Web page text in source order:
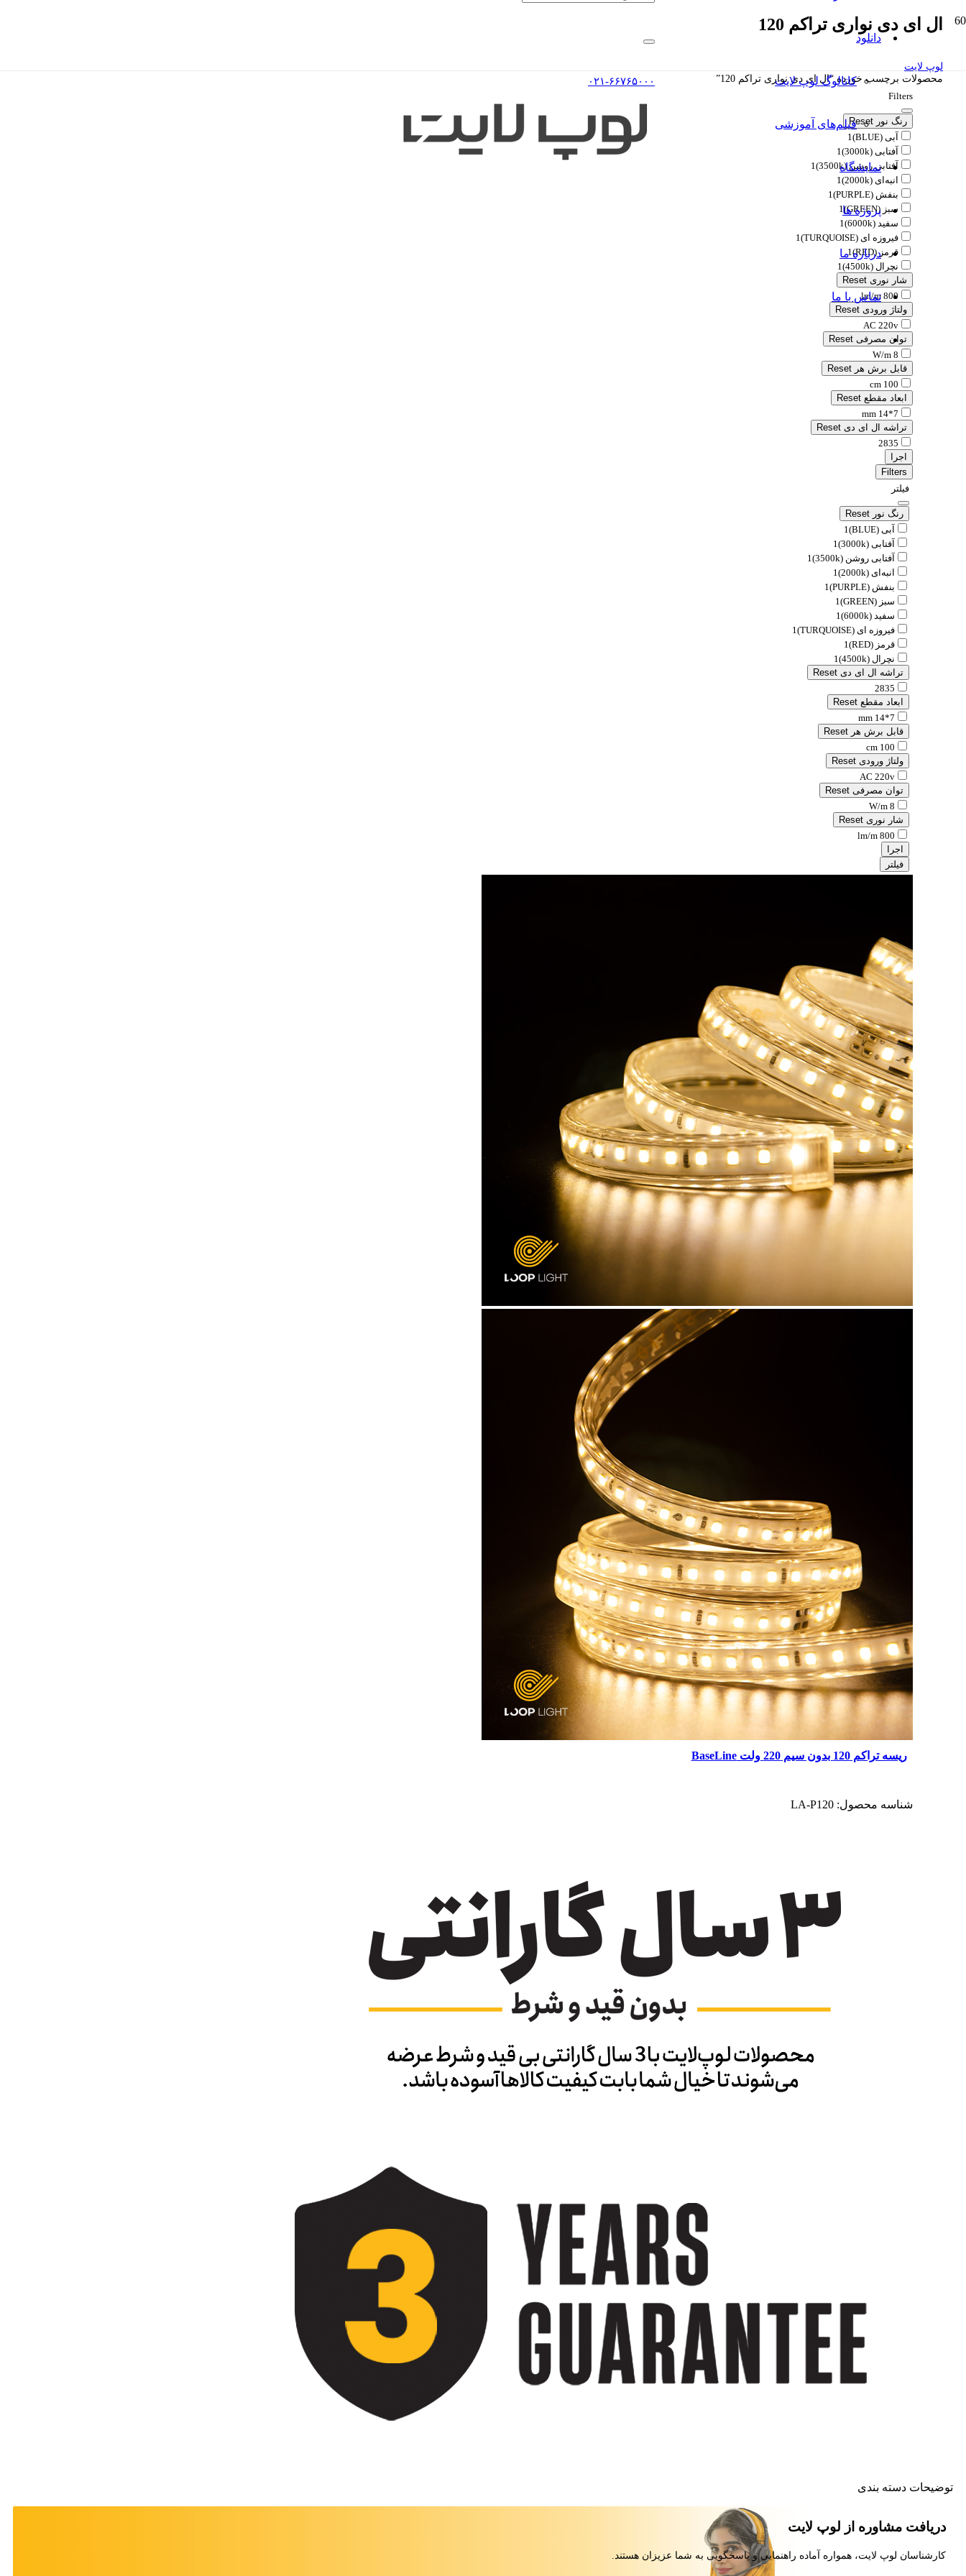
دانلود
کاتالوگ‌ لوپ لایت
فیلم‌های آموزشی
نمایشگاه
پروژه ها
درباره ما
تماس با ما
۰۲۱-۶۶۷۶۵۰۰۰
ال ای دی نواری تراکم 120
لوپ لایت
محصولات برچسب خورده “ال ای دی نواری تراکم 120”
Filters
رنگ نورReset
آبی (BLUE)
1
آفتابی (3000k)
1
آفتابی روشن (3500k)
1
انبه‌ای (2000k)
1
بنفش (PURPLE)
1
سبز (GREEN)
1
سفید (6000k)
1
فیروزه ای (TURQUOISE)
1
قرمز (RED)
1
نچرال (4500k)
1
شار نوریReset
800 lm/m
ولتاژ ورودیReset
AC 220v
توان مصرفیReset
8 W/m
قابل برش هرReset
100 cm
ابعاد مقطعReset
7*14 mm
تراشه ال ای دیReset
2835
اجرا
Filters
فیلتر
رنگ نورReset
آبی (BLUE)
1
آفتابی (3000k)
1
آفتابی روشن (3500k)
1
انبه‌ای (2000k)
1
بنفش (PURPLE)
1
سبز (GREEN)
1
سفید (6000k)
1
فیروزه ای (TURQUOISE)
1
قرمز (RED)
1
نچرال (4500k)
1
تراشه ال ای دیReset
2835
ابعاد مقطعReset
7*14 mm
قابل برش هرReset
100 cm
ولتاژ ورودیReset
AC 220v
توان مصرفیReset
8 W/m
شار نوریReset
800 lm/m
اجرا
فیلتر
ریسه تراکم 120 بدون سیم 220 ولت BaseLine
شناسه محصول:LA-P120
توضیحات دسته بندی
دریافت مشاوره از لوپ لایت
کارشناسان لوپ لایت، همواره آماده راهنمایی و پاسخگویی به شما عزیزان هستند.